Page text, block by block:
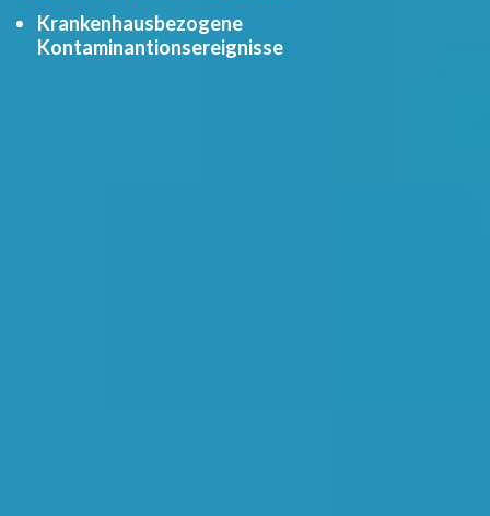
Krankenhausbezogene
Kontaminantionsereignisse